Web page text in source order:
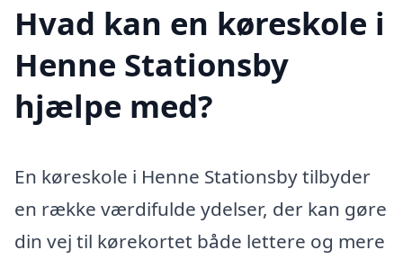
Hvad kan en køreskole i
Henne Stationsby
hjælpe med?
En køreskole i Henne Stationsby tilbyder
en række værdifulde ydelser, der kan gøre
din vej til kørekortet både lettere og mere